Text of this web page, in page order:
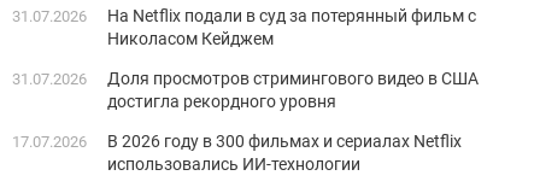
31.07.2026
На Netflix подали в суд за потерянный фильм с
Николасом Кейджем
31.07.2026
Доля просмотров стримингового видео в США
достигла рекордного уровня
17.07.2026
В 2026 году в 300 фильмах и сериалах Netflix
использовались ИИ-технологии